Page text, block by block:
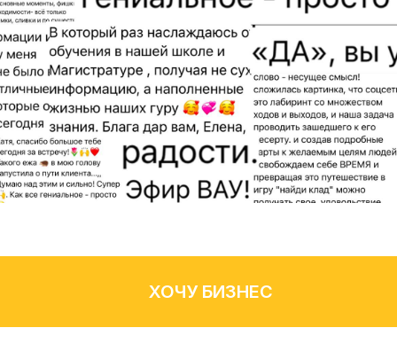
ХОЧУ БИЗНЕС